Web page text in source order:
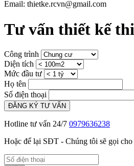
Email: thietke.rcvn@gmail.com
Tư vấn thiết kế
Công trình
Diện tích
Mức đầu tư
Họ tên
Số điện thoại
ĐĂNG KÝ TƯ VẤN
Hotline tư vấn 24/7 0979636238
Hoặc để lại SĐT - Chúng tôi sẽ gọi cho